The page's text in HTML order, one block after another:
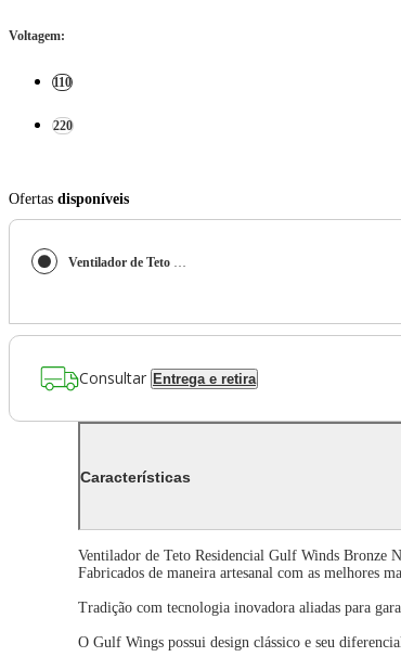
Voltagem:
110
220
Ofertas disponíveis
Ventilador de Teto Residencial Gulf Winds Bronze Novo Hunter Fan Oficial
Consultar Entrega e retira
Características
Ventilador de Teto Residencial Gulf Winds Bronze
Fabricados de maneira artesanal com as melhores
Tradição com tecnologia inovadora aliadas para
O Gulf Wings possui design clássico e seu